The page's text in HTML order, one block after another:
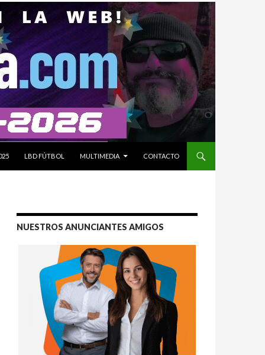
LBD FÚTBOL MULTIMEDIA CONTACTO
NUESTROS ANUNCIANTES AMIGOS